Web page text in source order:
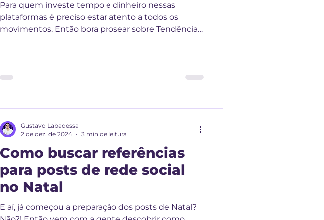
Para quem investe tempo e dinheiro nessas
plataformas é preciso estar atento a todos os
movimentos. Então bora prosear sobre Tendências
Como buscar referências
para posts de rede social
no Natal
E aí, já começou a preparação dos posts de Natal?
Gustavo Labadessa
2 de dez. de 2024
3 min de leitura